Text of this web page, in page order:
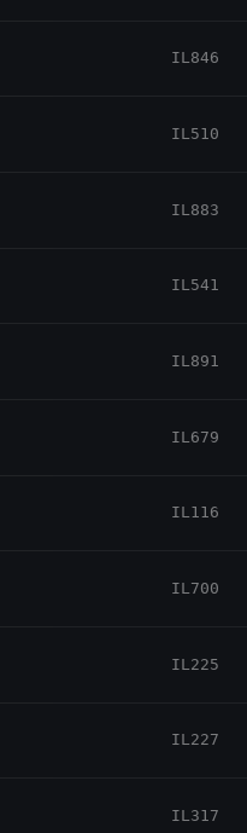
IL846
IL510
IL883
IL541
IL891
IL679
IL116
IL700
IL225
IL227
IL317